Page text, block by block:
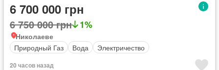
6 700 000 грн
6 750 000 грн 1%
Николаеве
Природный Газ
Вода Электричество
20 часов назад